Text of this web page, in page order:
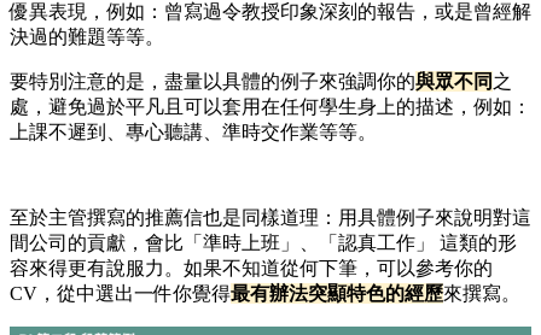
優異表現，例如：曾寫過令教授印象深刻的報告，或是曾經解
決過的難題等等。
要特別注意的是，盡量以具體的例子來強調你的與眾不同 之
處，避免過於平凡且可以套用在任何學生身上的描述，例如：
上課不遲到、專心聽講、準時交作業等等。
至於主管撰寫的推薦信也是同樣道理：用具體例子來說明對這
間公司的貢獻，會比「準時上班」、「認真工作」 這類的形
容來得更有說服力。如果不知道從何下筆，可以參考你的
CV，從中選出一件你覺得最有辦法突顯特色的經歷來撰寫。